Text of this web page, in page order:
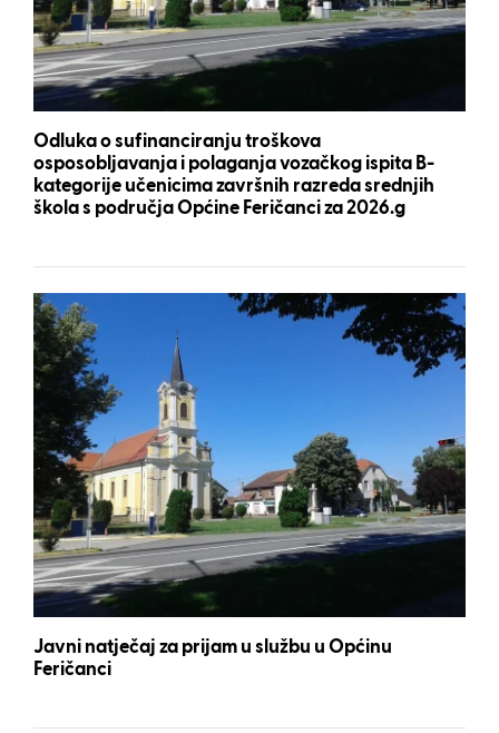
Odluka o sufinanciranju troškova
osposobljavanja i polaganja vozačkog ispita B-
kategorije učenicima završnih razreda srednjih
škola s područja Općine Feričanci za 2026.g
Javni natječaj za prijam u službu u Općinu
Feričanci